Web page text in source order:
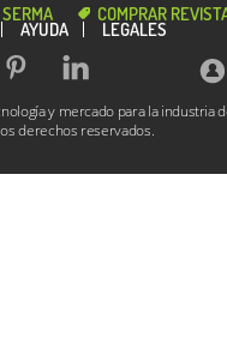
COMPRAR
AYUDA LEGALES
y mercado para la industria
derechos reservados.